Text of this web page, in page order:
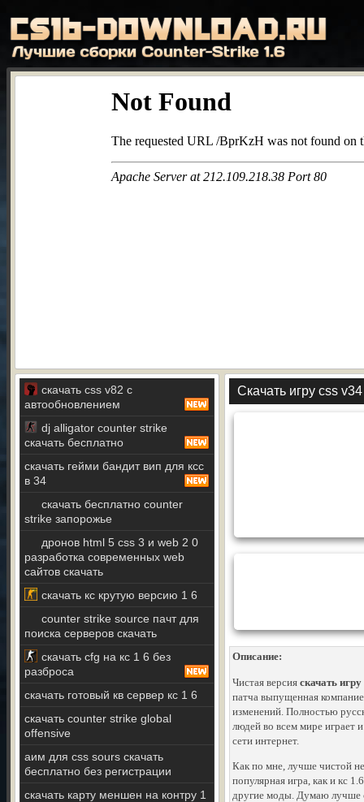
скачать css v82 с
автообновлением
dj alligator counter strike
скачать бесплатно
скачать гейми бандит вип для ксс
в 34
скачать бесплатно counter
strike запорожье
дронов html 5 css 3 и web 2 0
разработка современных web
сайтов скачать
скачать кс крутую версию 1 6
counter strike source пачт для
поиска серверов скачать
скачать cfg на кс 1 6 без
разброса
скачать готовый кв сервер кс 1 6
скачать counter strike global
offensive
аим для css sours скачать
бесплатно без регистрации
скачать карту меншен на контру 1
Скачать игру css
Описание:
Чистая версия скачать
патча выпущенная
изменений. Полностью
людей во всем мире играет
сети интернет.
Как по мне, лучше чистой
популярная игра, как и кс
другие моды. Думаю лучше